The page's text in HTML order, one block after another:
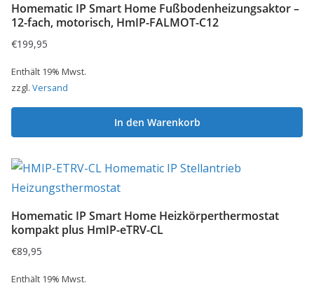
Homematic IP Smart Home Fußbodenheizungsaktor –
12-fach, motorisch, HmIP-FALMOT-C12
€199,95
Enthält 19% Mwst.
zzgl. Versand
In den Warenkorb
Homematic IP Smart Home Heizkörperthermostat
kompakt plus HmIP-eTRV-CL
€89,95
Enthält 19% Mwst.